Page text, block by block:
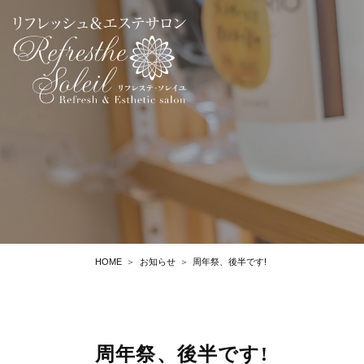
HOME お知らせ 周年祭、後半です!
周年祭、後半です!